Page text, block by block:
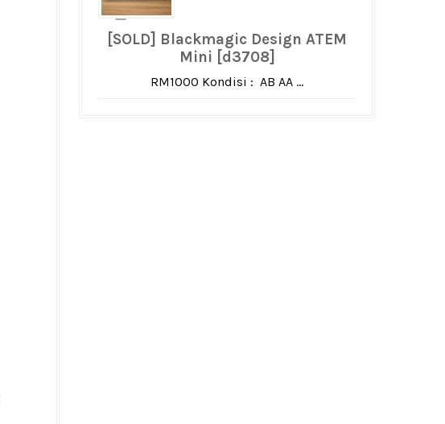
[SOLD] Blackmagic Design ATEM
Mini [d3708]
RM1000 Kondisi : AB AA ...